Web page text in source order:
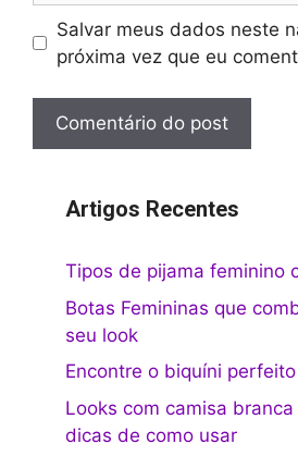
Salvar meus dados neste
próxima vez que eu
Artigos Recentes
Tipos de pijama feminino
Botas Femininas que
seu look
Encontre o biquíni
Looks com camisa
dicas de como usar